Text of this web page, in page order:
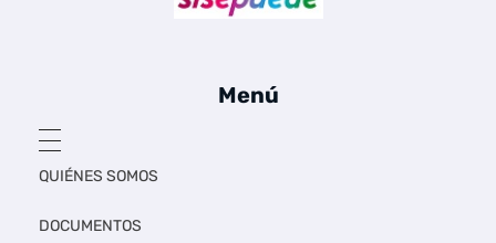
Menú
QUIÉNES SOMOS
DOCUMENTOS